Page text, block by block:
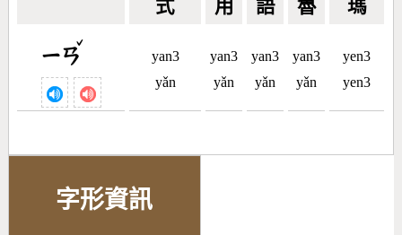
式
用
語
魯
瑪
ㄧㄢ
ˇ
yan3
yǎn
yan3
yǎn
yan3
yǎn
yan3
yǎn
yen3
yen3
字形資訊